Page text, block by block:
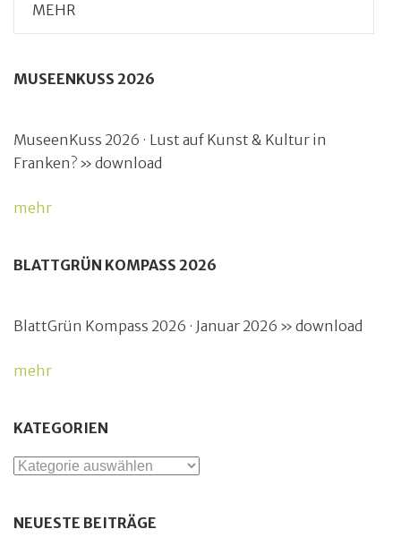
MEHR
MUSEENKUSS 2026
MuseenKuss 2026 · Lust auf Kunst & Kultur in
Franken? » download
mehr
BLATTGRÜN KOMPASS 2026
BlattGrün Kompass 2026 · Januar 2026 » download
mehr
KATEGORIEN
Kategorien
NEUESTE BEITRÄGE